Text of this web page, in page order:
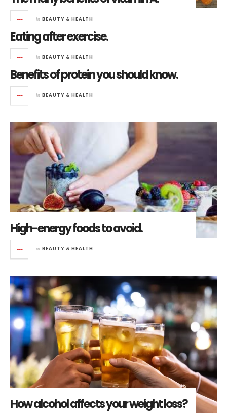
in BEAUTY & HEALTH
Eating after exercise.
in BEAUTY & HEALTH
Benefits of protein you should know.
in BEAUTY & HEALTH
High-energy foods to avoid.
in BEAUTY & HEALTH
How alcohol affects your weight loss?